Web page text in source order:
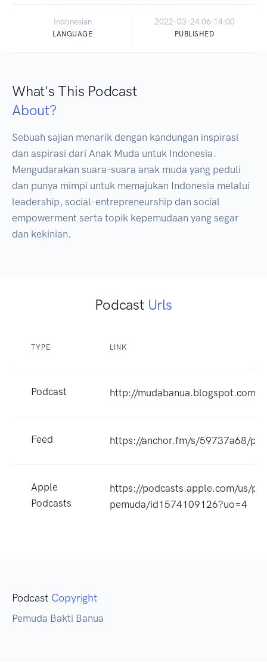
Indonesian
LANGUAGE
2022-03-24 06:14:00
PUBLISHED
What's This Podcast
About?
Sebuah sajian menarik dengan kandungan inspirasi
dan aspirasi dari Anak Muda untuk Indonesia.
Mengudarakan suara-suara anak muda yang peduli
dan punya mimpi untuk memajukan Indonesia melalui
leadership, social-entrepreneurship dan social
empowerment serta topik kepemudaan yang segar
dan kekinian.
Podcast Urls
TYPE LINK
Podcast http://mudabanua.blogspot.com/
Feed https://anchor.fm/s/59737a68/
Apple
Podcasts
https://podcasts.apple.com/us/
pemuda/id1574109126?uo=4
Podcast Copyright
Pemuda Bakti Banua